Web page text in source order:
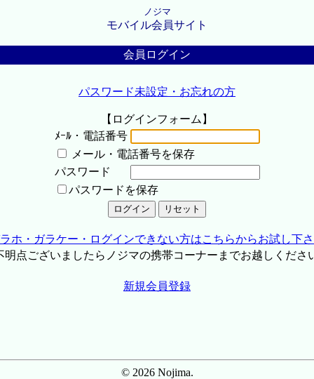
ノジマ
モバイル会員サイト
会員ログイン
パスワード未設定・お忘れの方
【ログインフォーム】
ﾒｰﾙ・電話番号
メール・電話番号を保存
パスワード
パスワードを保存
ホ・ガラケー・ログインできない方はこちらからお試し下
点ございましたらノジマの携帯コーナーまでお越しくださ
新規会員登録
© 2026 Nojima.